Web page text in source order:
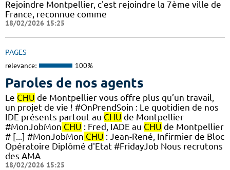
Rejoindre Montpellier, c'est rejoindre la 7ème ville de
France, reconnue comme
18/02/2026 15:25
PAGES
relevance: 100%
Paroles de nos agents
Le CHU de Montpellier vous offre plus qu’un travail,
un projet de vie ! #OnPrendSoin : Le quotidien de nos
IDE présents partout au CHU de Montpellier
#MonJobMon CHU : Fred, IADE au CHU de Montpellier
# [...] #MonJobMon CHU : Jean-René, Infirmier de Bloc
Opératoire Diplômé d'Etat #FridayJob Nous recrutons
des AMA
18/02/2026 15:25